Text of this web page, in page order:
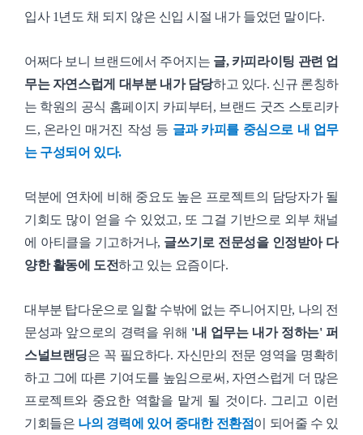
입사 1년도 채 되지 않은 신입 시절 내가 들었던 말이다.
어쩌다 보니 브랜드에서 주어지는 글, 카피라이팅 관련 업
무는 자연스럽게 대부분 내가 담당하고 있다. 신규 론칭하
는 학원의 공식 홈페이지 카피부터, 브랜드 굿즈 스토리카
드, 온라인 매거진 작성 등 글과 카피를 중심으로 내 업무
는 구성되어 있다.
덕분에 연차에 비해 중요도 높은 프로젝트의 담당자가 될
기회도 많이 얻을 수 있었고, 또 그걸 기반으로 외부 채널
에 아티클을 기고하거나, 글쓰기로 전문성을 인정받아 다
양한 활동에 도전하고 있는 요즘이다.
대부분 탑다운으로 일할 수밖에 없는 주니어지만, 나의 전
문성과 앞으로의 경력을 위해 '내 업무는 내가 정하는' 퍼
스널브랜딩은 꼭 필요하다. 자신만의 전문 영역을 명확히
하고 그에 따른 기여도를 높임으로써, 자연스럽게 더 많은
프로젝트와 중요한 역할을 맡게 될 것이다. 그리고 이런
기회들은 나의 경력에 있어 중대한 전환점이 되어줄 수 있